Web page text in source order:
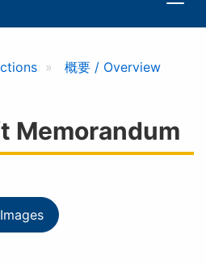
概要 / Overview
Memorandum